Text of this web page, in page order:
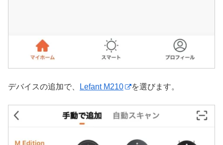
デバイスの追加で、 Lefant M210 を選びます。